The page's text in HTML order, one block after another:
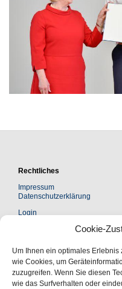
Cookie-
Um Ihnen ein optimales
wie Cookies, um
zuzugreifen. Wenn Sie diesen
wie das Surfverhalten oder
BAUSCH-STIPENDIUM
Rechtliches
Impressum
Datenschutzerklärung
Login
Leopoldina Akademie
Jägerberg 1 | 06108 Halle
Postanschrift:
Postfach 110543 | 06019 Halle